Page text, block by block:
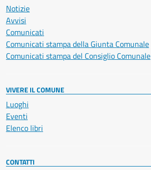
Notizie
Avvisi
Comunicati
Comunicati stampa della Giunta Comunale
Comunicati stampa del Consiglio Comunale
VIVERE IL COMUNE
Luoghi
Eventi
Elenco libri
CONTATTI